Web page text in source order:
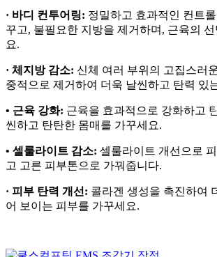
· 바디 컨투어링: 정밀하고 효과적인 컨트
꾸고, 불필요한 지방을 제거하며, 근육의 선
요.
· 체지방 감소: 신체 여러 부위의 고집스러
중적으로 제거하여 더욱 날씬하고 탄력 있
• 근육 강화: 근육을 효과적으로 강화하고
씬하고 탄탄한 몸매를 가꾸세요.
• 셀룰라이트 감소: 셀룰라이트 개선으로
고 고른 피부톤으로 가꿔줍니다.
· 피부 탄력 개선: 콜라겐 생성을 촉진하여
어 보이는 피부를 가꾸세요.